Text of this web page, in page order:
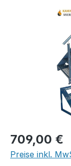
Bildergalerie
Regulärer Preis:
709,00 €
Preise inkl.